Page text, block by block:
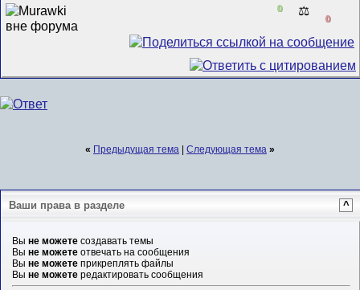
0 ⚖️
0
« Предыдущая тема Следующая тема »
Ваши права в разделе ^
Вы не можетесоздавать темы
Вы не можетеотвечать на сообщения
Вы не можетеприкреплять файлы
Вы не можетередактировать сообщения